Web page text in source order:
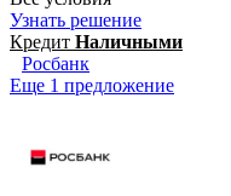
Узнать решение
Кредит Наличными
Росбанк
Еще 1 предложение